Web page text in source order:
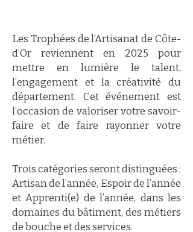
Les Trophées de l’Artisanat de Côte-
d’Or reviennent en 2025 pour
mettre en lumière le talent,
l’engagement et la créativité du
département. Cet événement est
l’occasion de valoriser votre savoir-
faire et de faire rayonner votre
métier.
Trois catégories seront distinguées :
Artisan de l’année, Espoir de l’année
et Apprenti(e) de l’année, dans les
domaines du bâtiment, des métiers
de bouche et des services.